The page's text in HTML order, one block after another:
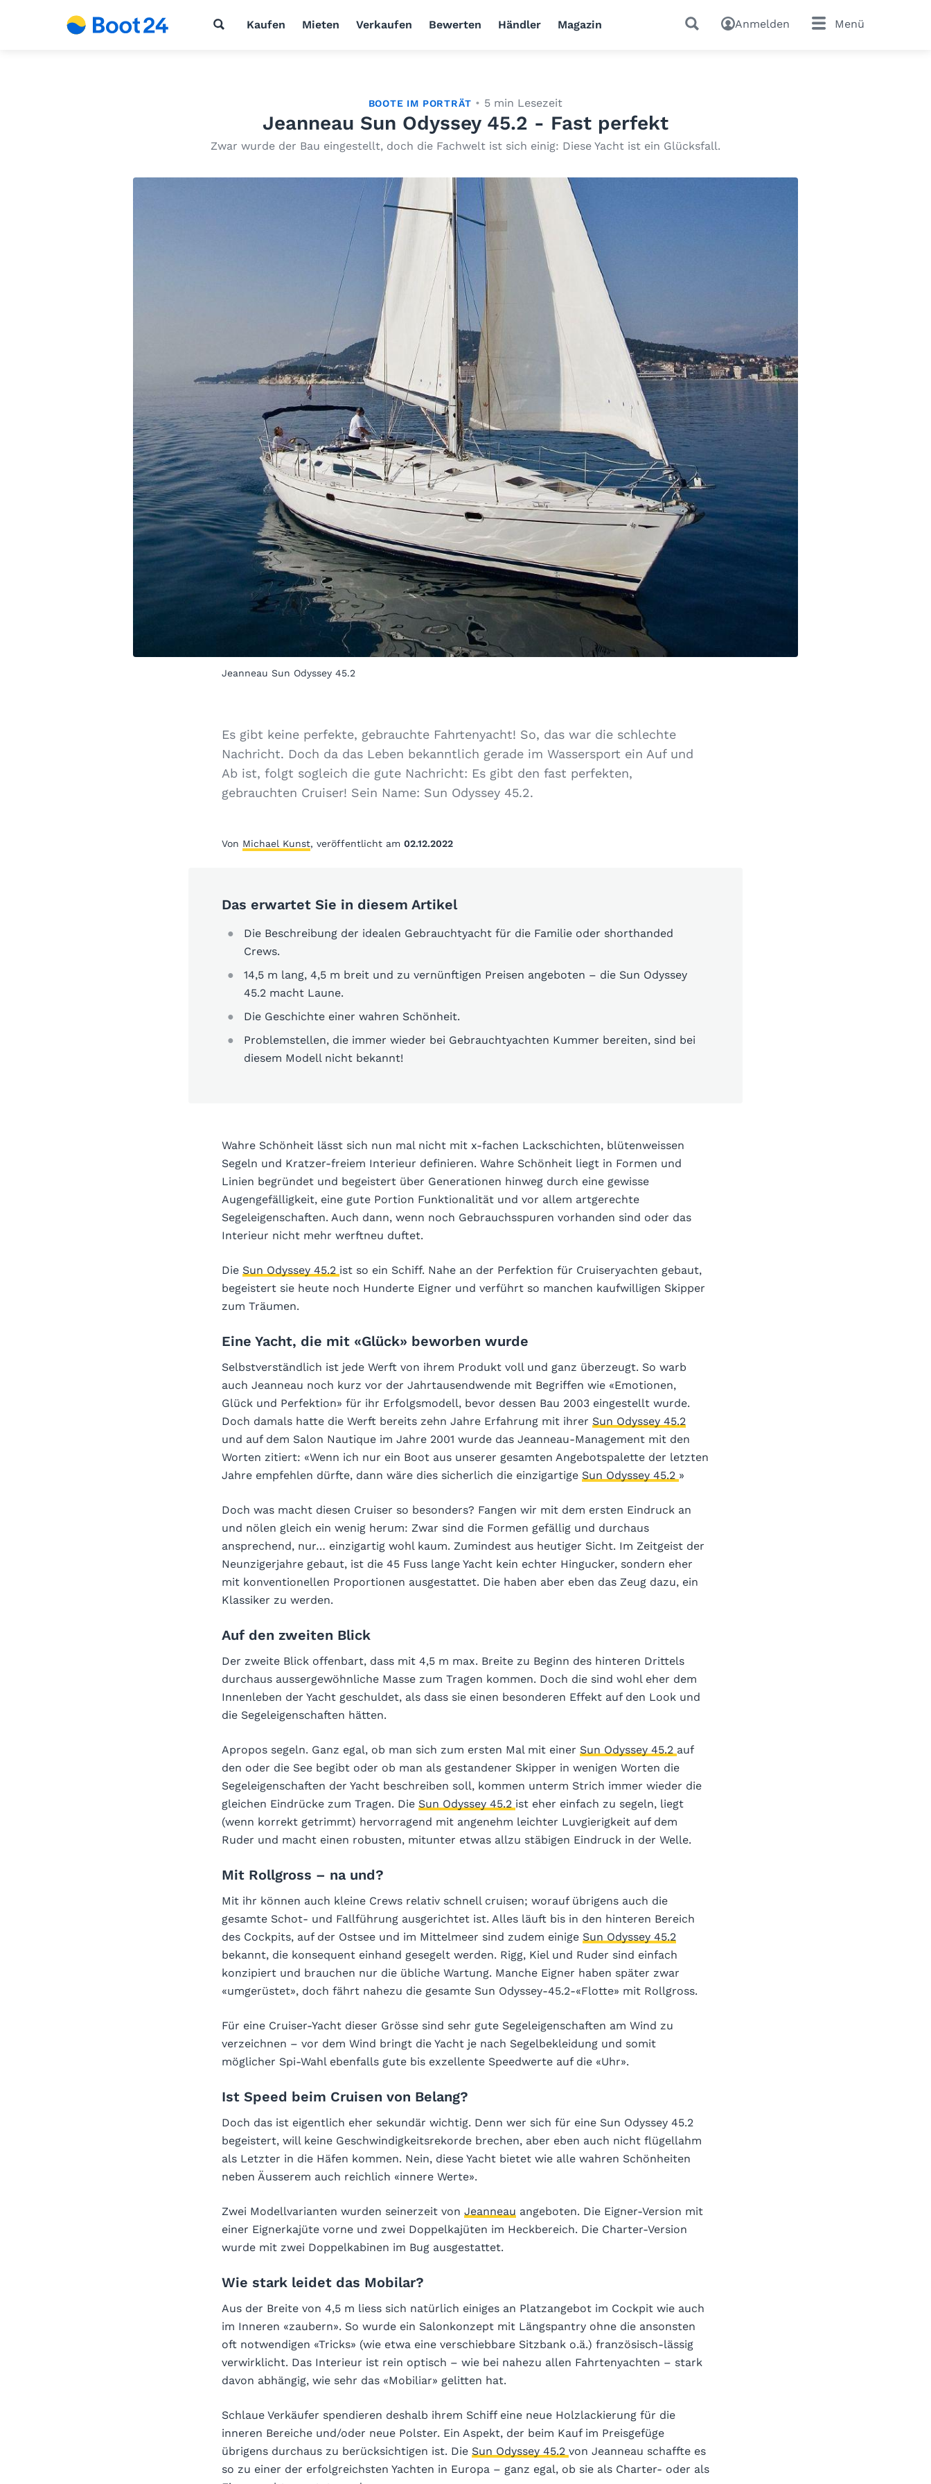
Kaufen Mieten Verkaufen Bewerten Händler Magazin Anmelden Menü
BOOTE IM PORTRÄT 5 min Lesezeit
Jeanneau Sun Odyssey 45.2 - Fast perfekt
Zwar wurde der Bau eingestellt, doch die Fachwelt ist sich einig: Diese Yacht ist ein Glücksfall.
Jeanneau Sun Odyssey 45.2
Es gibt keine perfekte, gebrauchte Fahrtenyacht! So, das war die schlechte
Nachricht. Doch da das Leben bekanntlich gerade im Wassersport ein Auf und
Ab ist, folgt sogleich die gute Nachricht: Es gibt den fast perfekten,
gebrauchten Cruiser! Sein Name: Sun Odyssey 45.2.
Von Michael Kunst, veröffentlicht am 02.12.2022
Das erwartet Sie in diesem Artikel
Die Beschreibung der idealen Gebrauchtyacht für die Familie oder shorthanded
Crews.
14,5 m lang, 4,5 m breit und zu vernünftigen Preisen angeboten – die Sun Odyssey
45.2 macht Laune.
Die Geschichte einer wahren Schönheit.
Problemstellen, die immer wieder bei Gebrauchtyachten Kummer bereiten, sind bei
diesem Modell nicht bekannt!
Wahre Schönheit lässt sich nun mal nicht mit x-fachen Lackschichten, blütenweissen
Segeln und Kratzer-freiem Interieur definieren. Wahre Schönheit liegt in Formen und
Linien begründet und begeistert über Generationen hinweg durch eine gewisse
Augengefälligkeit, eine gute Portion Funktionalität und vor allem artgerechte
Segeleigenschaften. Auch dann, wenn noch Gebrauchsspuren vorhanden sind oder das
Interieur nicht mehr werftneu duftet.
Die Sun Odyssey 45.2 ist so ein Schiff. Nahe an der Perfektion für Cruiseryachten gebaut,
begeistert sie heute noch Hunderte Eigner und verführt so manchen kaufwilligen Skipper
zum Träumen.
Eine Yacht, die mit «Glück» beworben wurde
Selbstverständlich ist jede Werft von ihrem Produkt voll und ganz überzeugt. So warb
auch Jeanneau noch kurz vor der Jahrtausendwende mit Begriffen wie «Emotionen,
Glück und Perfektion» für ihr Erfolgsmodell, bevor dessen Bau 2003 eingestellt wurde.
Doch damals hatte die Werft bereits zehn Jahre Erfahrung mit ihrer Sun Odyssey 45.2
und auf dem Salon Nautique im Jahre 2001 wurde das Jeanneau-Management mit den
Worten zitiert: «Wenn ich nur ein Boot aus unserer gesamten Angebotspalette der letzten
Jahre empfehlen dürfte, dann wäre dies sicherlich die einzigartige Sun Odyssey 45.2 »
Doch was macht diesen Cruiser so besonders? Fangen wir mit dem ersten Eindruck an
und nölen gleich ein wenig herum: Zwar sind die Formen gefällig und durchaus
ansprechend, nur… einzigartig wohl kaum. Zumindest aus heutiger Sicht. Im Zeitgeist der
Neunzigerjahre gebaut, ist die 45 Fuss lange Yacht kein echter Hingucker, sondern eher
mit konventionellen Proportionen ausgestattet. Die haben aber eben das Zeug dazu, ein
Klassiker zu werden.
Auf den zweiten Blick
Der zweite Blick offenbart, dass mit 4,5 m max. Breite zu Beginn des hinteren Drittels
durchaus aussergewöhnliche Masse zum Tragen kommen. Doch die sind wohl eher dem
Innenleben der Yacht geschuldet, als dass sie einen besonderen Effekt auf den Look und
die Segeleigenschaften hätten.
Apropos segeln. Ganz egal, ob man sich zum ersten Mal mit einer Sun Odyssey 45.2 auf
den oder die See begibt oder ob man als gestandener Skipper in wenigen Worten die
Segeleigenschaften der Yacht beschreiben soll, kommen unterm Strich immer wieder die
gleichen Eindrücke zum Tragen. Die Sun Odyssey 45.2 ist eher einfach zu segeln, liegt
(wenn korrekt getrimmt) hervorragend mit angenehm leichter Luvgierigkeit auf dem
Ruder und macht einen robusten, mitunter etwas allzu stäbigen Eindruck in der Welle.
Mit Rollgross – na und?
Mit ihr können auch kleine Crews relativ schnell cruisen; worauf übrigens auch die
gesamte Schot- und Fallführung ausgerichtet ist. Alles läuft bis in den hinteren Bereich
des Cockpits, auf der Ostsee und im Mittelmeer sind zudem einige Sun Odyssey 45.2
bekannt, die konsequent einhand gesegelt werden. Rigg, Kiel und Ruder sind einfach
konzipiert und brauchen nur die übliche Wartung. Manche Eigner haben später zwar
«umgerüstet», doch fährt nahezu die gesamte Sun Odyssey-45.2-«Flotte» mit Rollgross.
Für eine Cruiser-Yacht dieser Grösse sind sehr gute Segeleigenschaften am Wind zu
verzeichnen – vor dem Wind bringt die Yacht je nach Segelbekleidung und somit
möglicher Spi-Wahl ebenfalls gute bis exzellente Speedwerte auf die «Uhr».
Ist Speed beim Cruisen von Belang?
Doch das ist eigentlich eher sekundär wichtig. Denn wer sich für eine Sun Odyssey 45.2
begeistert, will keine Geschwindigkeitsrekorde brechen, aber eben auch nicht flügellahm
als Letzter in die Häfen kommen. Nein, diese Yacht bietet wie alle wahren Schönheiten
neben Äusserem auch reichlich «innere Werte».
Zwei Modellvarianten wurden seinerzeit von Jeanneau angeboten. Die Eigner-Version mit
einer Eignerkajüte vorne und zwei Doppelkajüten im Heckbereich. Die Charter-Version
wurde mit zwei Doppelkabinen im Bug ausgestattet.
Wie stark leidet das Mobilar?
Aus der Breite von 4,5 m liess sich natürlich einiges an Platzangebot im Cockpit wie auch
im Inneren «zaubern». So wurde ein Salonkonzept mit Längspantry ohne die ansonsten
oft notwendigen «Tricks» (wie etwa eine verschiebbare Sitzbank o.ä.) französisch-lässig
verwirklicht. Das Interieur ist rein optisch – wie bei nahezu allen Fahrtenyachten – stark
davon abhängig, wie sehr das «Mobiliar» gelitten hat.
Schlaue Verkäufer spendieren deshalb ihrem Schiff eine neue Holzlackierung für die
inneren Bereiche und/oder neue Polster. Ein Aspekt, der beim Kauf im Preisgefüge
übrigens durchaus zu berücksichtigen ist. Die Sun Odyssey 45.2 von Jeanneau schaffte es
so zu einer der erfolgreichsten Yachten in Europa – ganz egal, ob sie als Charter- oder als